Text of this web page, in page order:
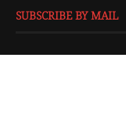
SUBSCRIBE BY MAIL